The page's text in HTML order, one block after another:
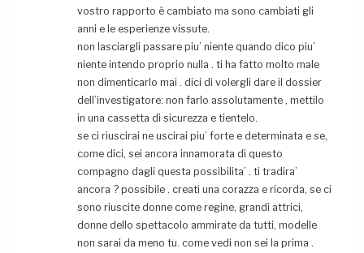
vostro rapporto è cambiato ma sono cambiati gli
anni e le esperienze vissute.
non lasciargli passare piu’ niente quando dico piu’
niente intendo proprio nulla . ti ha fatto molto male
non dimenticarlo mai . dici di volergli dare il dossier
dell’investigatore: non farlo assolutamente , mettilo
in una cassetta di sicurezza e tientelo.
se ci riuscirai ne uscirai piu’ forte e determinata e se,
come dici, sei ancora innamorata di questo
compagno dagli questa possibilita’ . ti tradira’
ancora ? possibile . creati una corazza e ricorda, se ci
sono riuscite donne come regine, grandi attrici,
donne dello spettacolo ammirate da tutti, modelle
non sarai da meno tu. come vedi non sei la prima .